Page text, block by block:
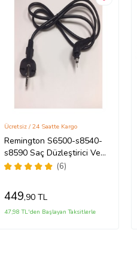
Remington S6500-s8540-
s8590 Saç Düzleştirici Ve
Şekillendirici Kablosu
(6)
Ücretsiz / 24 Saatte Kargo
449,90 TL
47,98 TL'den Başlayan Taksitlerle